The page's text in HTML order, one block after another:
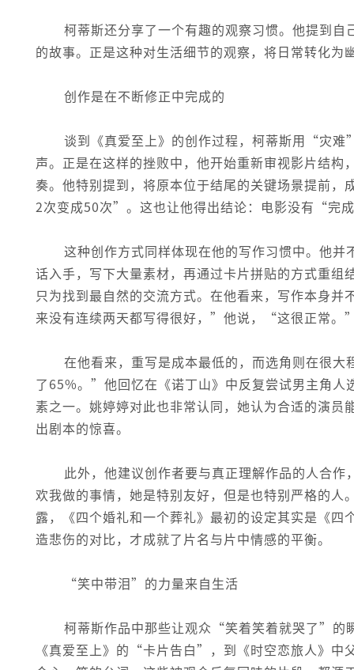
柯蒂斯还分享了一个有趣的观察习惯。他提到
的故事。正是这种对生活细节的观察，将日常转化为
创作是在不断修正中完成的
谈到《真爱至上》的创作过程，柯蒂斯用“灾
声。正是在这样的挫败中，他开始重新审视影片结
奏。他特别提到，将原本位于结尾的关键场景提前
2次变成50次”。这也让他得出结论：电影没有“完
这种创作方式同样体现在他的写作习惯中。他
话入手，写下大量素材，再通过卡片拼贴的方式重
只为找到最自然的交流方式。在他看来，写作本身
来没有连续两天都写得很好，”他说，“这很正常。
在他看来，重写是成本最低的，而选角则在很
了65%。”他回忆在《诺丁山》中反复尝试男主角
素之一。姚婷婷对此也非常认同，她认为合适的演
出剧本的惊喜。
此外，他建议创作者要与真正理解作品的人合
欢我做的事情，她是特别友好，但是也特别严格的
露，《四个婚礼和一个葬礼》最初的设定其实是《
造悲伤的对比，才成就了片名与片中情感的平衡。
“笑中带泪”的力量来自生活
柯蒂斯作品中那些让观众“笑着笑着就哭了”的
《真爱至上》的“卡片告白”，到《时空恋旅人》中